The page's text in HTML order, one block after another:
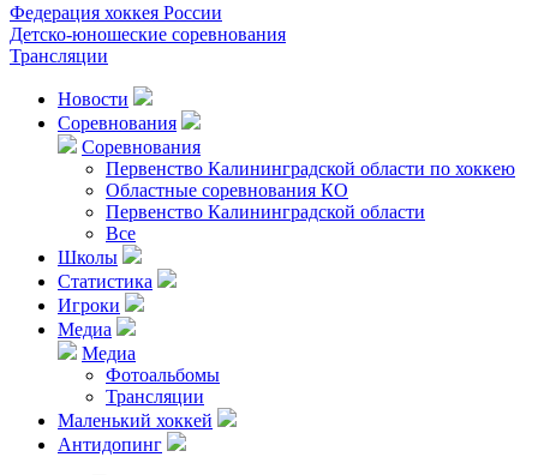
Федерация хоккея России
Детско-юношеские соревнования
Трансляции
Новости
Соревнования
Соревнования
Первенство Калининградской области по хоккею
Областные соревнования КО
Первенство Калининградской области
Все
Школы
Статистика
Игроки
Медиа
Медиа
Фотоальбомы
Трансляции
Маленький хоккей
Антидопинг